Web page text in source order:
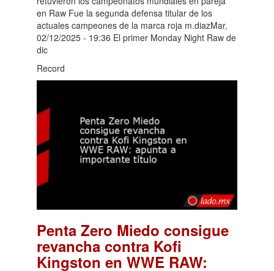
en Raw Fue la segunda defensa titular de los
actuales campeones de la marca roja m.diazMar,
02/12/2025 - 19:36 El primer Monday Night Raw de
dic
Record
Penta Zero Miedo consigue
revancha contra Kofi
Kingston en WWE RAW: